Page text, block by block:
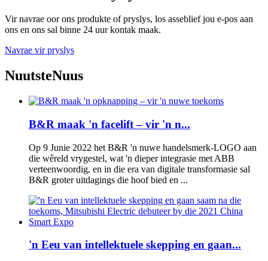
Vir navrae oor ons produkte of pryslys, los asseblief jou e-pos aan
ons en ons sal binne 24 uur kontak maak.
Navrae vir pryslys
NuutsteNuus
B&R maak 'n facelift – vir 'n n...
Op 9 Junie 2022 het B&R 'n nuwe handelsmerk-LOGO aan
die wêreld vrygestel, wat 'n dieper integrasie met ABB
verteenwoordig, en in die era van digitale transformasie sal
B&R groter uitdagings die hoof bied en ...
'n Eeu van intellektuele skepping en gaan...